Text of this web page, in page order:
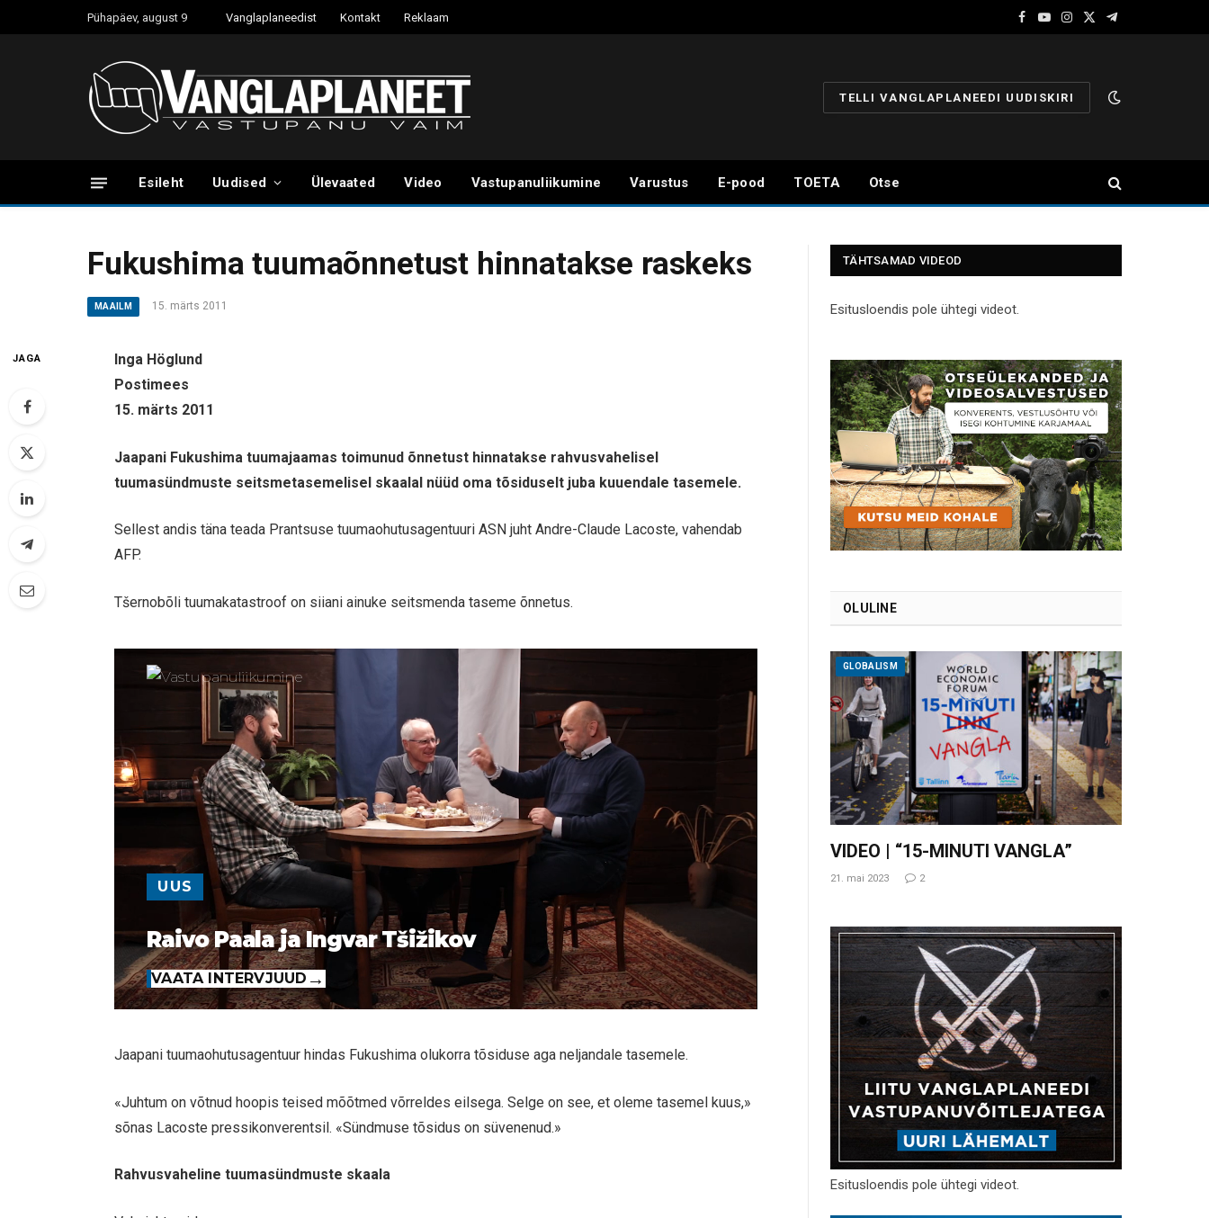
Pühapäev, august 9 Vanglaplaneedist Kontakt Reklaam
Facebook
YouTube
Instagram
X
Telegram
TELLI VANGLAPLANEEDI UUDISKIRI
Esileht Uudised Ülevaated Video Vastupanuliikumine Varustus E-pood TOETA Otse
Fukushima tuumaõnnetust hinnatakse raskeks
MAAILM 15. märts 2011
JAGA
Inga Höglund
Postimees
15. märts 2011
Jaapani Fukushima tuumajaamas toimunud õnnetust hinnatakse rahvusvahelisel
tuumasündmuste seitsmetasemelisel skaalal nüüd oma tõsiduselt juba kuuendale tasemele.
Sellest andis täna teada Prantsuse tuumaohutusagentuuri ASN juht Andre-Claude Lacoste, vahendab
AFP.
Tšernobõli tuumakatastroof on siiani ainuke seitsmenda taseme õnnetus.
UUS
Raivo Paala ja Ingvar Tšižikov
VAATA INTERVJUUD
Jaapani tuumaohutusagentuur hindas Fukushima olukorra tõsiduse aga neljandale tasemele.
«Juhtum on võtnud hoopis teised mõõtmed võrreldes eilsega. Selge on see, et oleme tasemel kuus,»
sõnas Lacoste pressikonverentsil. «Sündmuse tõsidus on süvenenud.»
Rahvusvaheline tuumasündmuste skaala
TÄHTSAMAD VIDEOD
Esitusloendis pole ühtegi videot.
OLULINE
GLOBALISM
VIDEO | “15-MINUTI VANGLA”
21. mai 2023 2
Esitusloendis pole ühtegi videot.